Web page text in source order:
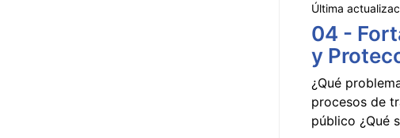
Última
04 -
y
¿Qué
procesos de
público ¿Qué